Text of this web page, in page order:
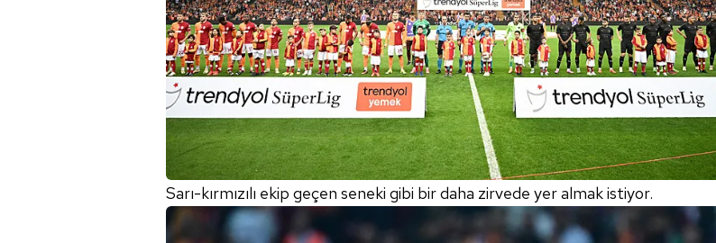
Sarı-kırmızılı ekip geçen seneki gibi bir daha zirvede yer almak istiyor.